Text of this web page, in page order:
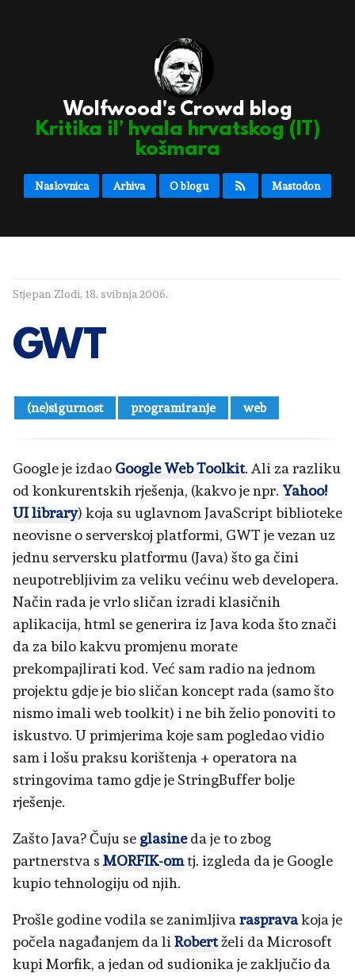
Wolfwood's Crowd blog
Kritika il’ hvala hrvatskog (IT)
košmara
Naslovnica Arhiva O blogu Mastodon
Stjepan Zlodi, 18. svibnja 2006.
GWT
(ne)sigurnost programiranje web
Google je izdao Google Web Toolkit. Ali za razliku
od konkurentskih rješenja, (kakvo je npr. Yahoo!
UI library) koja su uglavnom JavaScript biblioteke
neovisne o serverskoj platformi, GWT je vezan uz
jednu serversku platformu (Java) što ga čini
neupotrebljivim za veliku većinu web developera.
Način rada je vrlo sličan izradi klasičnih
aplikacija, html se generira iz Java koda što znači
da za bilo kakvu promjenu morate
prekompajlirati kod. Već sam radio na jednom
projektu gdje je bio sličan koncept rada (samo što
nismo imali web toolkit) i ne bih želio ponoviti to
iskustvo. U primjerima koje sam pogledao vidio
sam i lošu praksu korištenja + operatora na
stringovima tamo gdje je StringBuffer bolje
rješenje.
Zašto Java? Čuju se glasineda je to zbog
partnerstva s MORFIK-omtj. izgleda da je Google
kupio tehnologiju od njih.
Prošle godine vodila se zanimljivaraspravakoja je
počela nagađanjem da liRobertželi da Microsoft
kupi Morfik, a jedan od sudionika je zaključio da